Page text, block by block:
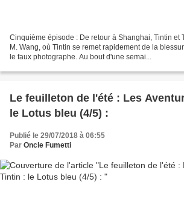
Cinquième épisode : De retour à Shanghai, Tintin et
M. Wang, où Tintin se remet rapidement de la
le faux photographe. Au bout d'une semai...
Le feuilleton de l'été : Les
le Lotus bleu (4/5) :
Publié le 29/07/2018 à 06:55
Par Oncle Fumetti